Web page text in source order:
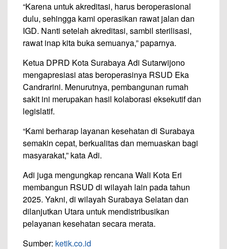
“Karena untuk akreditasi, harus beroperasional
dulu, sehingga kami operasikan rawat jalan dan
IGD. Nanti setelah akreditasi, sambil sterilisasi,
rawat inap kita buka semuanya,” paparnya.
Ketua DPRD Kota Surabaya Adi Sutarwijono
mengapresiasi atas beroperasinya RSUD Eka
Candrarini. Menurutnya, pembangunan rumah
sakit ini merupakan hasil kolaborasi eksekutif dan
legislatif.
“Kami berharap layanan kesehatan di Surabaya
semakin cepat, berkualitas dan memuaskan bagi
masyarakat,” kata Adi.
Adi juga mengungkap rencana Wali Kota Eri
membangun RSUD di wilayah lain pada tahun
2025. Yakni, di wilayah Surabaya Selatan dan
dilanjutkan Utara untuk mendistribusikan
pelayanan kesehatan secara merata.
Sumber: ketik.co.id